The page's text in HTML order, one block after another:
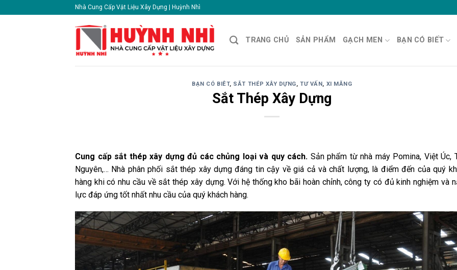
Nhà Cung Cấp Vật Liệu Xây Dựng | Huỳnh Nhì
TRANG CHỦ SẢN PHẨM GẠCH MEN BẠN CÓ BIẾT
BẠN CÓ BIÊT, SẮT THÉP XÂY DỰNG,TƯ VẤN, XI MĂNG
Sắt Thép Xây Dựng
Cung cấp sắt thép xây dựng đủ các chủng loại và quy cách. Sản phẩm từ nhà máy Pomina, Việt Úc,
Nguyên,… Nhà phân phối sắt thép xây dựng đáng tin cậy về giá cả và chất lượng, là điểm đến của quý
hàng khi có nhu cầu về sắt thép xây dựng. Với hệ thống kho bãi hoàn chỉnh, công ty có đủ kinh nghiệm và
lực đáp ứng tốt nhất nhu cầu của quý khách hàng.